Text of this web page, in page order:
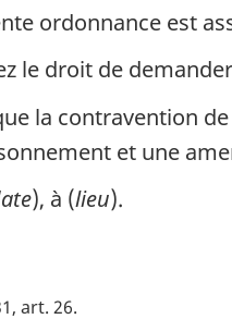
ordonnance est
le droit de
la contravention
et une
), à (lieu).
art. 26